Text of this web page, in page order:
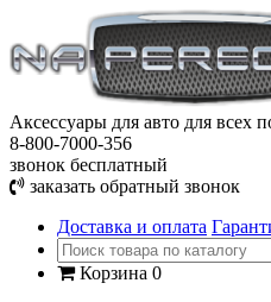
Аксессуары для авто для всех
8-800-7000-356
звонок бесплатный
заказать обратный звонок
Доставка и оплата
Корзина 0